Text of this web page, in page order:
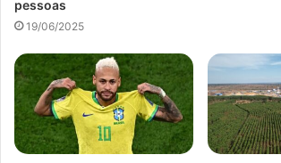
pessoas
19/06/2025